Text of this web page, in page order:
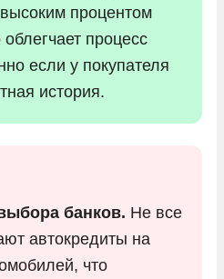
процентом
процесс
если у покупателя
история.
банков. Не все
автокредиты на
что